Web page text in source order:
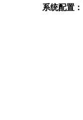
系统配置 ：